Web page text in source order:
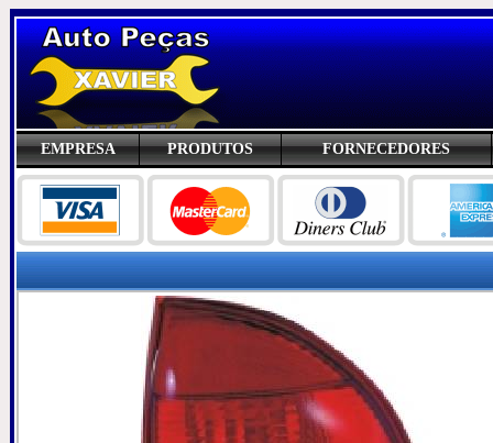
EMPRESA PRODUTOS FORNECEDORES